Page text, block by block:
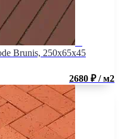
Brunis, 250x65x45
2680 ₽ / м2